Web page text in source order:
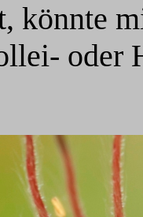
könnte
oder